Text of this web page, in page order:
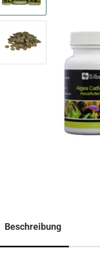
Beschreibung